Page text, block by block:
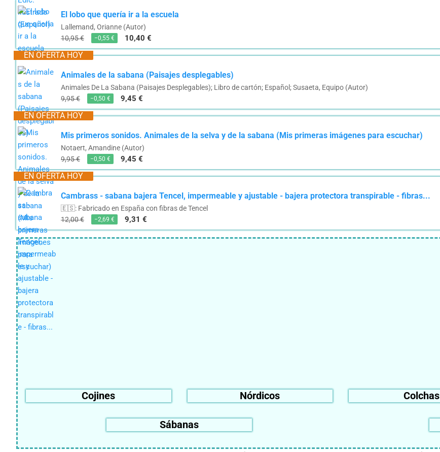
El lobo que quería ir a la escuela
Lallemand, Orianne (Autor)
10,95 €
−0,55 € 10,40 €
EN OFERTA HOY
Animales de la sabana (Paisajes desplegables)
Animales De La Sabana (Paisajes Desplegables); Libro de cartón; Español; Susaeta, Equipo (Autor)
9,95 €
−0,50 € 9,45 €
EN OFERTA HOY
Mis primeros sonidos. Animales de la selva y de la sabana (Mis primeras imágenes para escuchar)
Notaert, Amandine (Autor)
9,95 €
−0,50 € 9,45 €
EN OFERTA HOY
Cambrass - sabana bajera Tencel, impermeable y ajustable - bajera protectora transpirable - fibras...
🇪🇸: Fabricado en España con fibras de Tencel
12,00 €
−2,69 € 9,31 €
Cojines Nórdicos Colchas
Sábanas